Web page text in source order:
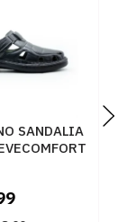
SANDALIA